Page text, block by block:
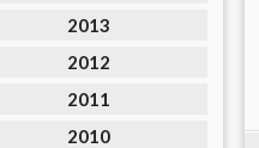
2013
2012
2011
2010